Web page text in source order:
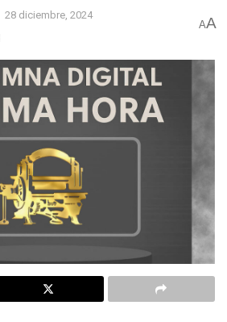
28 diciembre, 2024
AA